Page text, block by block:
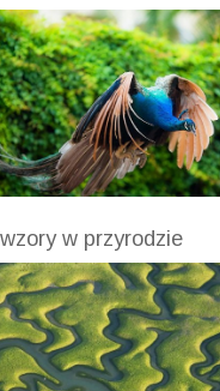
w przyrodzie